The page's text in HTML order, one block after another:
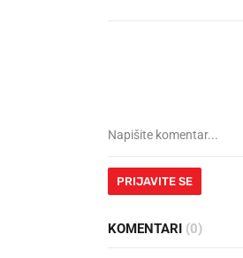
PRIJAVITE SE
KOMENTARI (0)